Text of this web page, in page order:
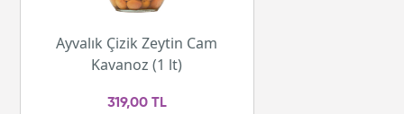
Ayvalık Çizik Zeytin Cam
Kavanoz (1 lt)
319,00 TL